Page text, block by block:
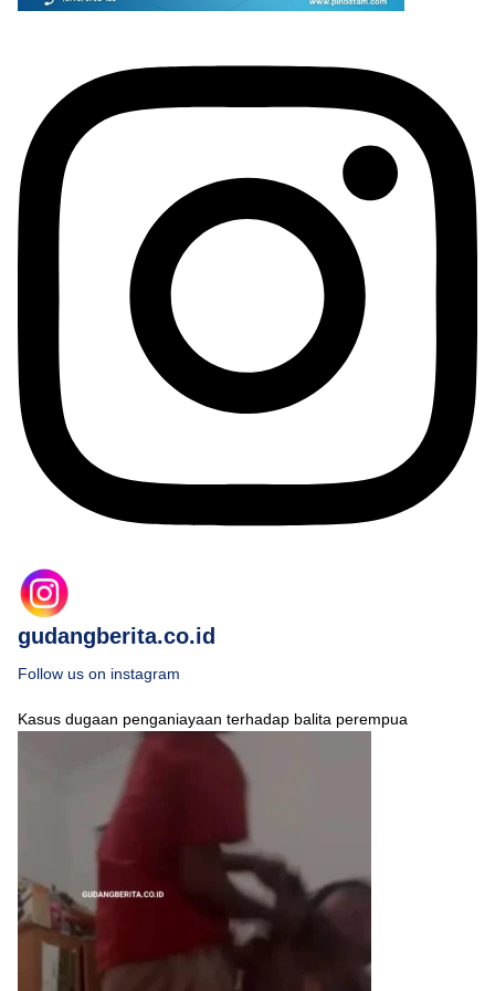
gudangberita.co.id
Follow us on instagram
Kasus dugaan penganiayaan terhadap balita perempua